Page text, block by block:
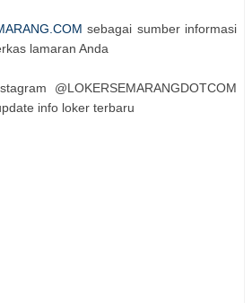
sebagai sumber informasi
lamaran Anda
@LOKERSEMARANGDOTCOM
info loker terbaru